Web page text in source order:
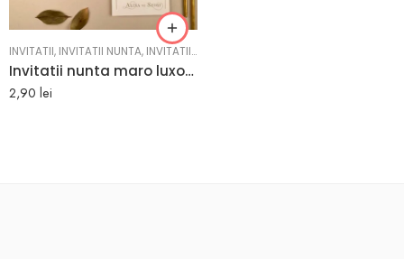
INVITATII, INVITATII NUNTA, INVITATII NUNTA
Invitatii nunta maro luxoase cu carton gros – 12250-ella
2,90 lei